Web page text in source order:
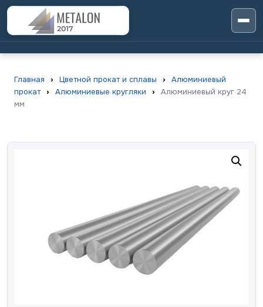
Главная › Цветной прокат и сплавы ›
Алюминиевый
прокат › Алюминиевые кругляки ›
Алюминиевый круг 24
мм